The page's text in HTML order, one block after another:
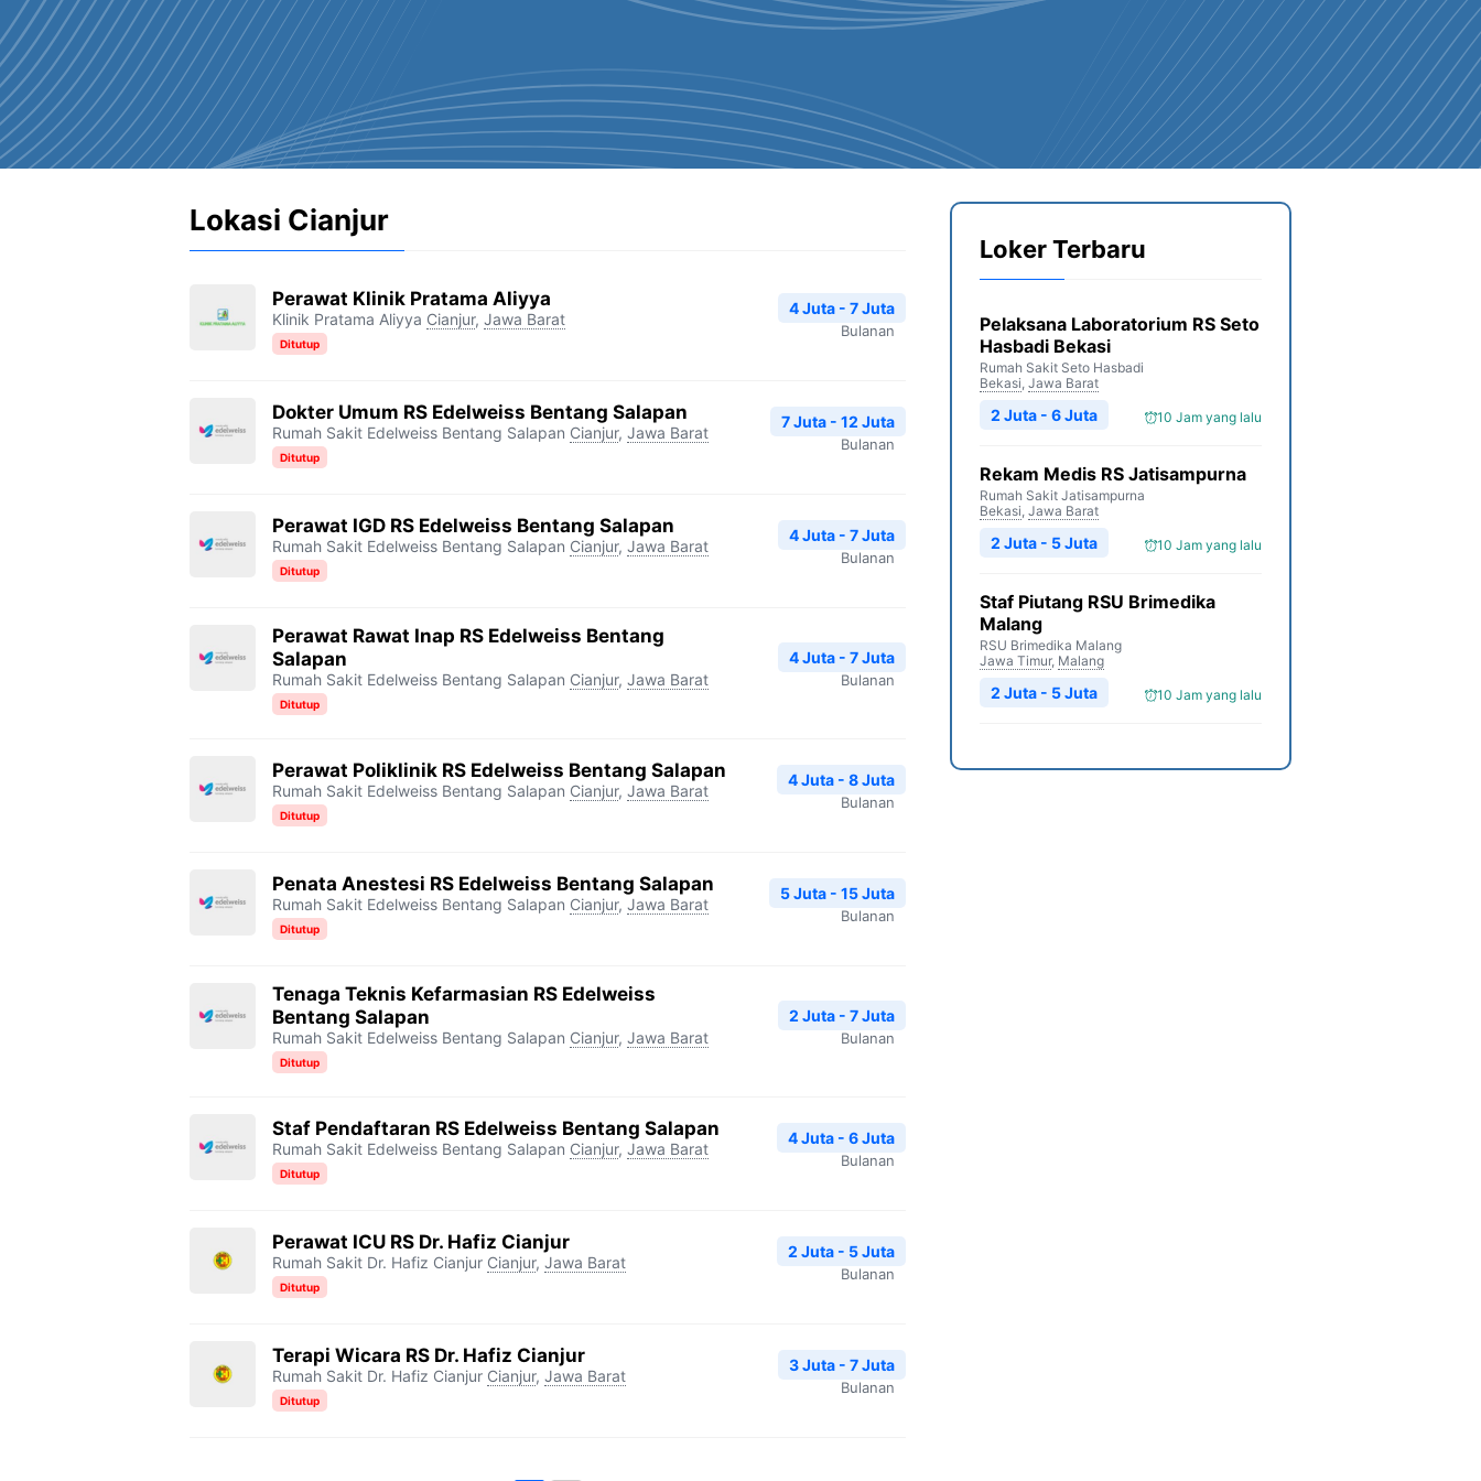
Lokasi Cianjur
Perawat Klinik Pratama Aliyya
Klinik Pratama Aliyya Cianjur, Jawa Barat
Ditutup
4 Juta - 7 Juta
Bulanan
Dokter Umum RS Edelweiss Bentang Salapan
Rumah Sakit Edelweiss Bentang Salapan Cianjur, Jawa Barat
Ditutup
7 Juta - 12 Juta
Bulanan
Perawat IGD RS Edelweiss Bentang Salapan
Rumah Sakit Edelweiss Bentang Salapan Cianjur, Jawa Barat
Ditutup
4 Juta - 7 Juta
Bulanan
Perawat Rawat Inap RS Edelweiss Bentang
Salapan
Rumah Sakit Edelweiss Bentang Salapan Cianjur, Jawa Barat
Ditutup
4 Juta - 7 Juta
Bulanan
Perawat Poliklinik RS Edelweiss Bentang Salapan
Rumah Sakit Edelweiss Bentang Salapan Cianjur, Jawa Barat
Ditutup
4 Juta - 8 Juta
Bulanan
⁠Penata Anestesi RS Edelweiss Bentang Salapan
Rumah Sakit Edelweiss Bentang Salapan Cianjur, Jawa Barat
Ditutup
5 Juta - 15 Juta
Bulanan
Tenaga Teknis Kefarmasian RS Edelweiss
Bentang Salapan
Rumah Sakit Edelweiss Bentang Salapan Cianjur, Jawa Barat
Ditutup
2 Juta - 7 Juta
Bulanan
⁠Staf Pendaftaran RS Edelweiss Bentang Salapan
Rumah Sakit Edelweiss Bentang Salapan Cianjur, Jawa Barat
Ditutup
4 Juta - 6 Juta
Bulanan
Perawat ICU RS Dr. Hafiz Cianjur
Rumah Sakit Dr. Hafiz Cianjur Cianjur, Jawa Barat
Ditutup
2 Juta - 5 Juta
Bulanan
Terapi Wicara RS Dr. Hafiz Cianjur
Rumah Sakit Dr. Hafiz Cianjur Cianjur, Jawa Barat
Ditutup
3 Juta - 7 Juta
Bulanan
Loker Terbaru
Pelaksana Laboratorium RS Seto
Hasbadi Bekasi
Rumah Sakit Seto Hasbadi
Bekasi, Jawa Barat
10 Jam yang lalu
2 Juta - 6 Juta
Rekam Medis RS Jatisampurna
Rumah Sakit Jatisampurna
Bekasi, Jawa Barat
10 Jam yang lalu
2 Juta - 5 Juta
Staf Piutang RSU Brimedika
Malang
RSU Brimedika Malang
Jawa Timur, Malang
10 Jam yang lalu
2 Juta - 5 Juta